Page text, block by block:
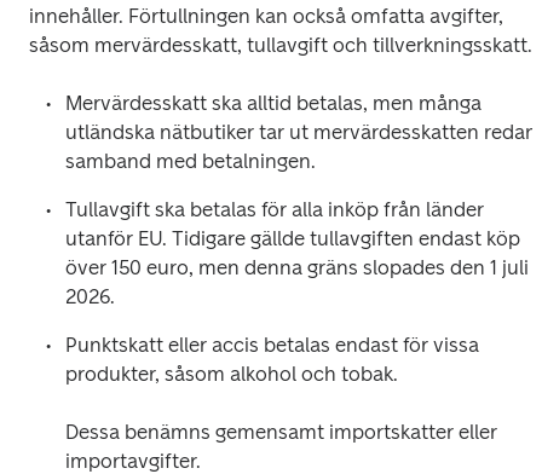
innehåller. Förtullningen kan också omfatta avgifter,
såsom mervärdesskatt, tullavgift och tillverkningsskatt.
Mervärdesskatt ska alltid betalas, men många
utländska nätbutiker tar ut mervärdesskatten redan
samband med betalningen.
Tullavgift ska betalas för alla inköp från länder
utanför EU. Tidigare gällde tullavgiften endast köp
över 150 euro, men denna gräns slopades den 1 juli
2026.
Punktskatt eller accis betalas endast för vissa
produkter, såsom alkohol och tobak.
Dessa benämns gemensamt importskatter eller
importavgifter.